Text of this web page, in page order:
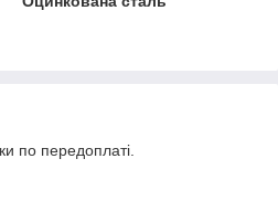
по передоплаті.